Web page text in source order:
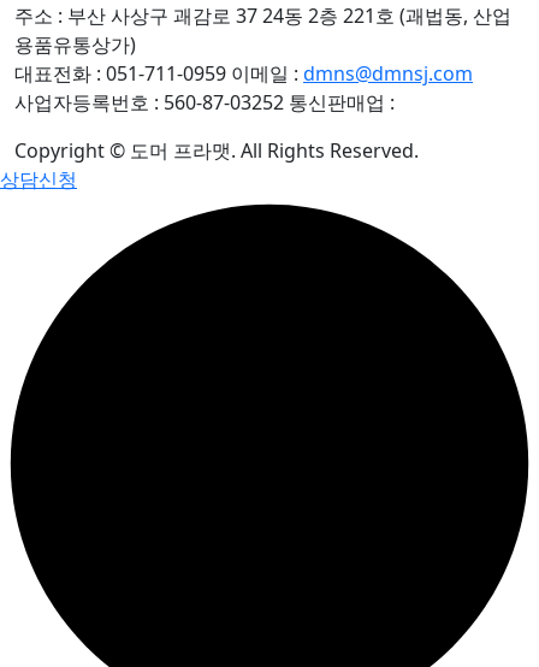
주소 : 부산 사상구 괘감로 37 24동 2층 221호 (괘법동, 산업
용품유통상가)
대표전화 : 051-711-0959 이메일 : dmns@dmnsj.com
사업자등록번호 : 560-87-03252 통신판매업 :
Copyright © 도머 프라맷. All Rights Reserved.
상담신청